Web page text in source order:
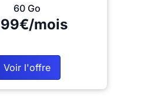
60 Go
mois
Voir l'offre